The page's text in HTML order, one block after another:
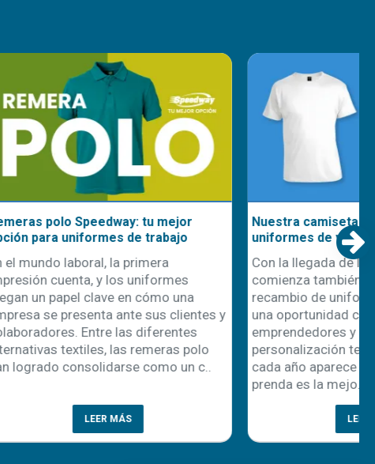
y
el cliente son
la
emerge
Este
Nuevo Sistema de Impresión DTF
OtterPro
¡Llegó la nueva línea de impresión DTF
OtterPro! ¡No te la podés perder! Se
trata de una gama de productos
altamente innovadores diseñada para
aprovechar al máximo las posibilidades
de impresión directa sobre film. En
Disershop, podrás encontrar todo..